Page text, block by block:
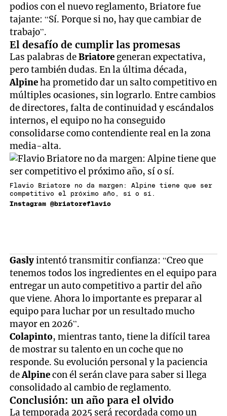
podios con el nuevo reglamento, Briatore fue
tajante: “Sí. Porque si no, hay que cambiar de
trabajo”.
El desafío de cumplir las promesas
Las palabras deBriatore generan expectativa,
pero también dudas. En la última década,
Alpineha prometido dar un salto competitivo en
múltiples ocasiones, sin lograrlo. Entre cambios
de directores, falta de continuidad y escándalos
internos, el equipo no ha conseguido
consolidarse como contendiente real en la zona
media-alta.
Flavio Briatore no da margen: Alpine tiene que ser
competitivo el próximo año, sí o sí.
Instagram @briatoreflavio
Gaslyintentó transmitir confianza: “Creo que
tenemos todos los ingredientes en el equipo para
entregar un auto competitivo a partir del año
que viene. Ahora lo importante es preparar al
equipo para luchar por un resultado mucho
mayor en 2026”.
Colapinto, mientras tanto, tiene la difícil tarea
de mostrar su talento en un coche que no
responde. Su evolución personal y la paciencia
deAlpinecon él serán clave para saber si llega
consolidado al cambio de reglamento.
Conclusión: un año para el olvido
La temporada 2025 será recordada como un